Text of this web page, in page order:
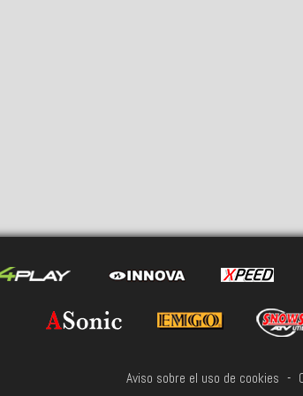
Aviso sobre el uso de cookies -